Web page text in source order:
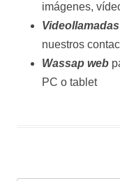
imágenes,
Videollamadas
nuestros
Wassap web
PC o tablet